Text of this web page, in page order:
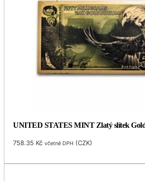
UNITED STATES MINT Zlatý slítek Gold
758.35 Kč včetně DPH (CZK)